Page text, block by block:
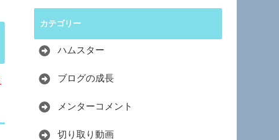
カテゴリー
ハムスター
ブログの成長
メンターコメント
切り取り動画